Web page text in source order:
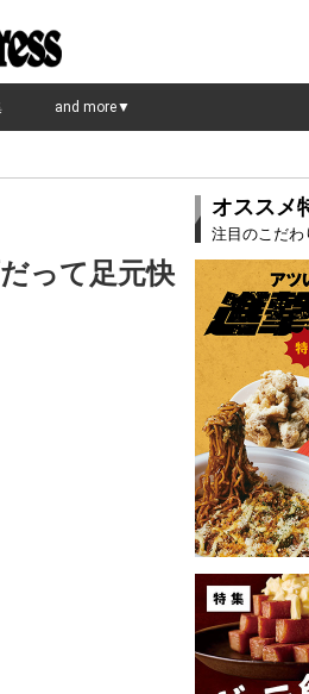
and more▼
って足元快
オススメ
注目のこだわ